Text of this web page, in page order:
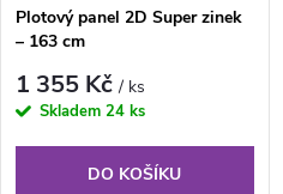
Plotový panel 2D Super zinek
– 163 cm
1 355 Kč/ ks
Skladem 24 ks
DO KOŠÍKU